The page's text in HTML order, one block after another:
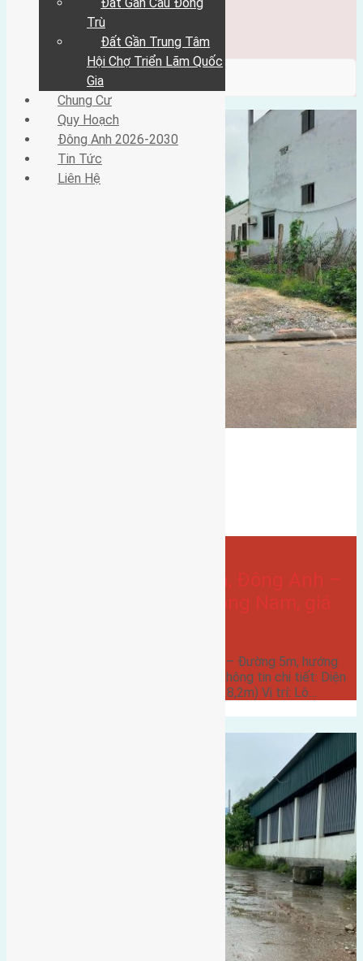
Đông Anh 2026-2030
Liên Hệ
/ Category / đông nam
Bán đất 100m² Lại Đà, Đông Anh –
Đường 5m, hướng Đông Nam, giá
Bán đất 100m² Lại Đà, Đông Anh – Đường 5m, hướng
Thông tin chi tiết: Diện
tích: 100m² (mặt tiền 5,5m, sâu 18,2m) Vị trí: Lô…
Trù
Đất Gần Trung Tâm
Hội Chợ Triển Lãm Quốc
Gia
Chung Cư
Quy Hoạch
Đông Anh 2026-2030
Tin Tức
Liên Hệ